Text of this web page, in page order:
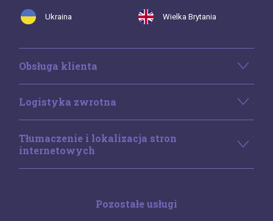
Ukraina Wielka Brytania
Obsługa klienta
Logistyka zwrotna
Tłumaczenie i lokalizacja stron
internetowych
Pozostałe usługi